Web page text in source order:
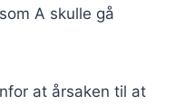
A skulle gå
at årsaken til at